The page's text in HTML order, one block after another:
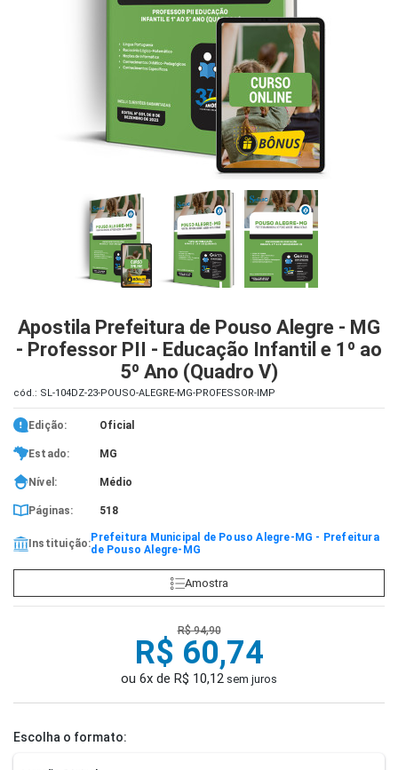
Apostila Prefeitura de Pouso Alegre - MG
- Professor PII - Educação Infantil e 1º ao
5º Ano (Quadro V)
cód.: SL-104DZ-23-POUSO-ALEGRE-MG-PROFESSOR-IMP
Edição: Oficial
Estado: MG
Nível: Médio
Páginas: 518
Instituição:Prefeitura Municipal de Pouso Alegre-MG - Prefeitura
de Pouso Alegre-MG
Amostra
R$ 94,90
R$ 60,74
ou 6x de R$ 10,12 sem juros
Escolha o formato: